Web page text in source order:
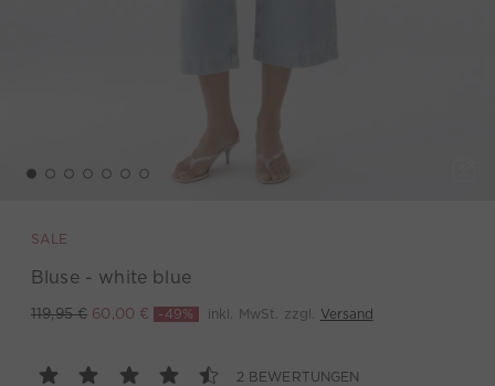
SALE
Bluse - white blue
119,95 € 60,00 € -49% inkl. MwSt. zzgl. Versand
2 BEWERTUNGEN